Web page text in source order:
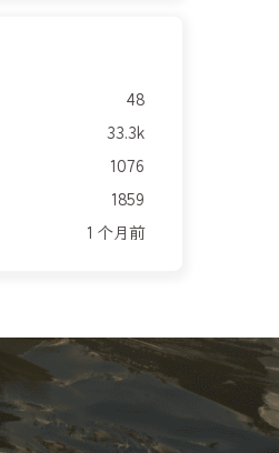
48
33.3k
1076
1859
1 个月前